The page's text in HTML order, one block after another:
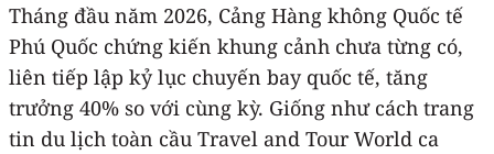
Tháng đầu năm 2026, Cảng Hàng không Quốc tế
Phú Quốc chứng kiến khung cảnh chưa từng có,
liên tiếp lập kỷ lục chuyến bay quốc tế, tăng
trưởng 40% so với cùng kỳ. Giống như cách trang
tin du lịch toàn cầu Travel and Tour World ca